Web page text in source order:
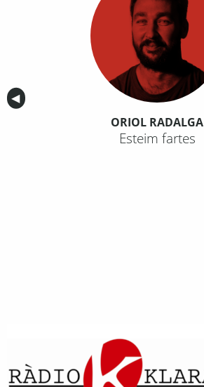
Anterior
◀︎
ORIOL RADALGA
Esteim fartes